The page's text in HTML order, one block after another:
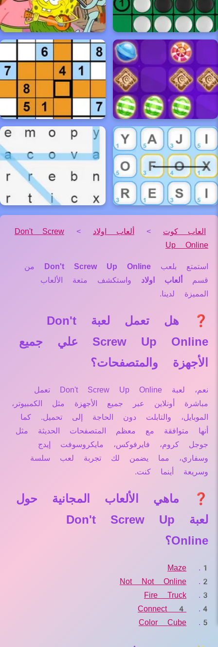
العاب كوت > ألعاب اولاد >
Don't Screw
Up Online
استمتع بلعب Don't Screw Up Online من
قسم
ألعاب اولاد واستكشف متعة الألعاب
المميزة لدينا.
❓ هل تعمل لعبة Don't
Screw Up Online علي جميع
الأجهزة والمتصفحات؟
نعم، لعبة Don't Screw Up Online تعمل
مباشرة أونلاين عبر جميع الأجهزة مثل الكمبيوتر،
الموبايل، والتابلت دون الحاجة إلى تحميل. كما
أنها متوافقة مع معظم المتصفحات الحديثة مثل
جوجل كروم، فايرفوكس، مايكروسوفت إيدج
وسفاري، مما يضمن لك تجربة لعب سلسة
وسريعة أينما كنت.
❓ ماهي الألعاب المجانية حول
لعبة Don't Screw Up
Online؟
Maze
Not Not Online
Fire Truck
Connect 4
Color Cube